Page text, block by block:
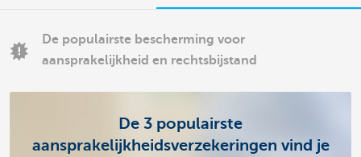
De populairste bescherming voor
aansprakelijkheid en rechtsbijstand
De 3 populairste
aansprakelijkheidsverzekeringen vind je